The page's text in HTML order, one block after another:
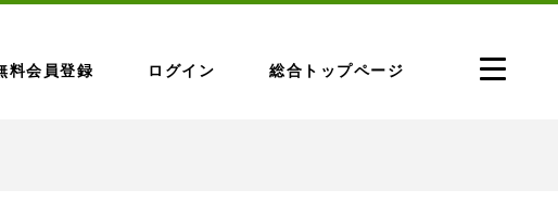
料会員登録 ログイン 総合トップページ